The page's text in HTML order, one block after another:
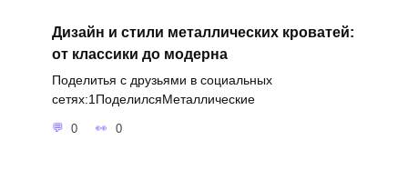
Дизайн и стили металлических кроватей:
от классики до модерна
Поделитья с друзьями в социальных
сетях:1ПоделилсяМеталлические
0 0